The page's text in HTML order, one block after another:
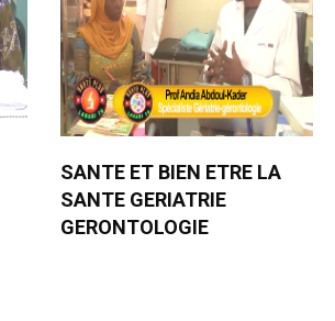
SANTE ET BIEN ETRE LA
SANTE GERIATRIE
GERONTOLOGIE